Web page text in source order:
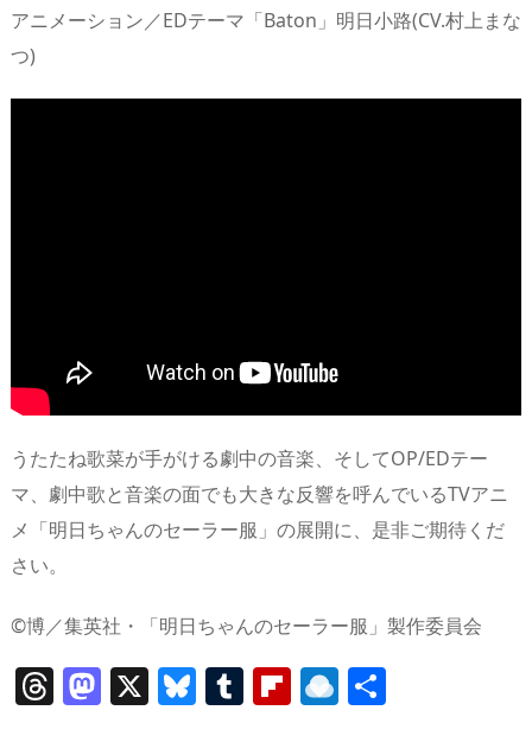
アニメーション／EDテーマ「Baton」明日小路(CV.村上まな
つ)
うたたね歌菜が手がける劇中の音楽、そしてOP/EDテー
マ、劇中歌と音楽の面でも大きな反響を呼んでいるTVアニ
メ「明日ちゃんのセーラー服」の展開に、是非ご期待くだ
さい。
©博／集英社・「明日ちゃんのセーラー服」製作委員会
T M X Bl T Fl R